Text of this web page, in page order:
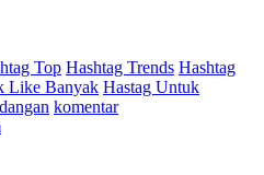
Top Hashtag Trends Hashtag
Like Banyak Hastag Untuk
komentar